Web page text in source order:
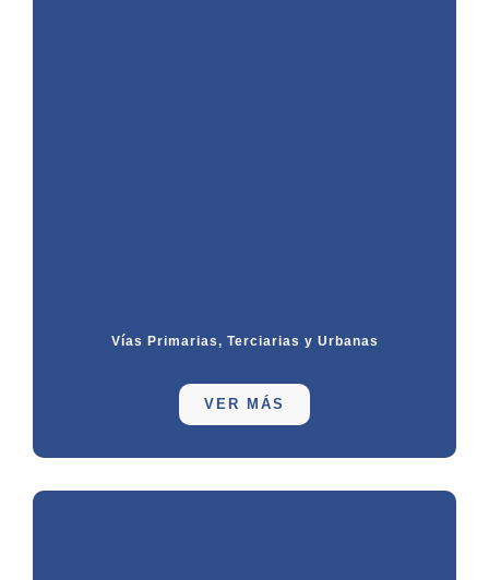
Vías Primarias, Terciarias y Urbanas
VER MÁS